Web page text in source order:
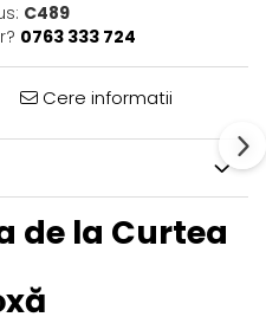
C489
0763 333 724
Cere informatii
de la Curtea